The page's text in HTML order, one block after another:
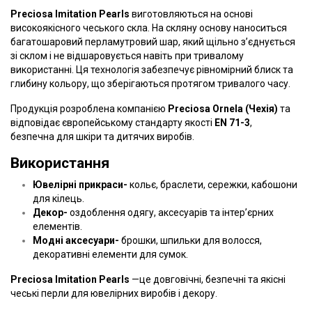
Preciosa Imitation Pearls виготовляються на основі
високоякісного чеського скла. На скляну основу наноситься
багатошаровий перламутровий шар, який щільно з’єднується
зі склом і не відшаровується навіть при тривалому
використанні. Ця технологія забезпечує рівномірний блиск та
глибину кольору, що зберігаються протягом тривалого часу.
Продукція розроблена компанією Preciosa Ornela (Чехія) та
відповідає європейському стандарту якості EN 71-3,
безпечна для шкіри та дитячих виробів.
Використання
Ювелірні прикраси- кольє, браслети, сережки, кабошони
для кілець.
Декор- оздоблення одягу, аксесуарів та інтер’єрних
елементів.
Модні аксесуари- брошки, шпильки для волосся,
декоративні елементи для сумок.
Preciosa Imitation Pearls —це довговічні, безпечні та якісні
чеські перли для ювелірних виробів і декору.